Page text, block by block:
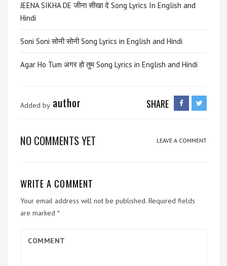
JEENA SIKHA DE जीना सीखा दे Song Lyrics In English and
Hindi
Soni Soni सोनी सोनी Song Lyrics in English and Hindi
Agar Ho Tum अगर हो तुम Song Lyrics in English and Hindi
Added by author SHARE
NO COMMENTS YET LEAVE A COMMENT
WRITE A COMMENT
Your email address will not be published. Required fields
are marked *